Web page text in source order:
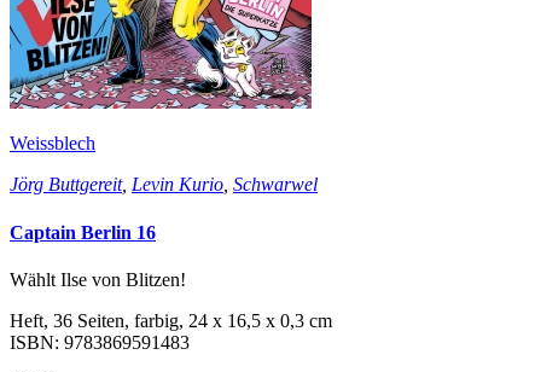
Weissblech
Jörg Buttgereit, Levin Kurio, Schwarwel
Captain Berlin 16
Wählt Ilse von Blitzen!
Heft, 36 Seiten, farbig, 24 x 16,5 x 0,3 cm
ISBN: 9783869591483